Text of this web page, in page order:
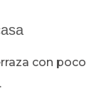
con poco